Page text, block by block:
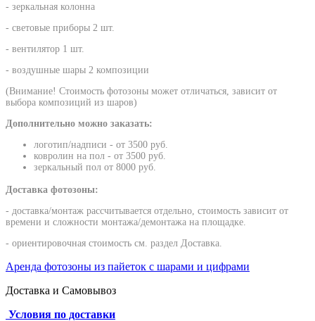
- зеркальная колонна
- световые приборы 2 шт.
- вентилятор 1 шт.
- воздушные шары 2 композиции
(Внимание! Стоимость фотозоны может отличаться, зависит от
выбора композиций из шаров)
Дополнительно можно заказать:
логотип/надписи - от 3500 руб.
ковролин на пол - от 3500 руб.
зеркальный пол от 8000 руб.
Доставка фотозоны:
- доставка/монтаж рассчитывается отдельно, стоимость зависит от
времени и сложности монтажа/демонтажа на площадке.
- ориентировочная стоимость см. раздел Доставка.
Аренда фотозоны из пайеток с шарами и цифрами
Доставка и Самовывоз
Условия по доставки